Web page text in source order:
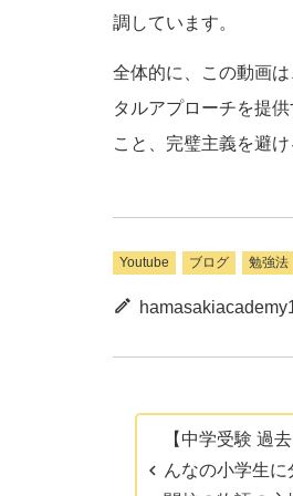
調しています。
全体的に、この動画
タルアプローチを提
こと、完璧主義を避
Youtube ブログ 勉強法
【中学受験 過
んなの小学生